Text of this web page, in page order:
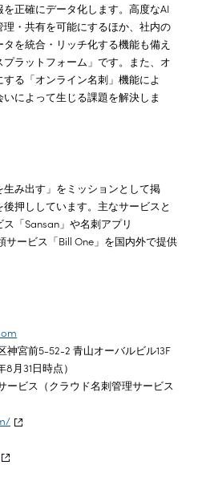
正確にデータ化します。高度なAI
・共有を可能にするほか、社内の
を統合・リッチ化する機能も備え
ラットフォーム」です。また、オ
る「オンライン名刺」機能によ
によって生じる課題を解決しま
生み出す」をミッションとして掲
押ししています。主なサービスと
「Sansan」や名刺アプリ
サービス「Bill One」を国内外で提供
神宮前5-52-2 青山オーバルビル13F
月31日時点）
ービス（クラウド名刺管理サービス